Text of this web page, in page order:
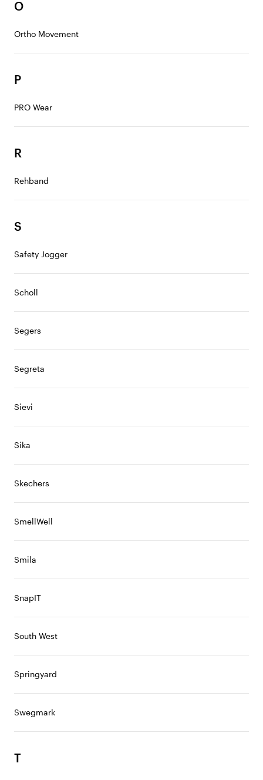
O
Ortho Movement
P
PRO Wear
R
Rehband
S
Safety Jogger
Scholl
Segers
Segreta
Sievi
Sika
Skechers
SmellWell
Smila
SnapIT
South West
Springyard
Swegmark
T